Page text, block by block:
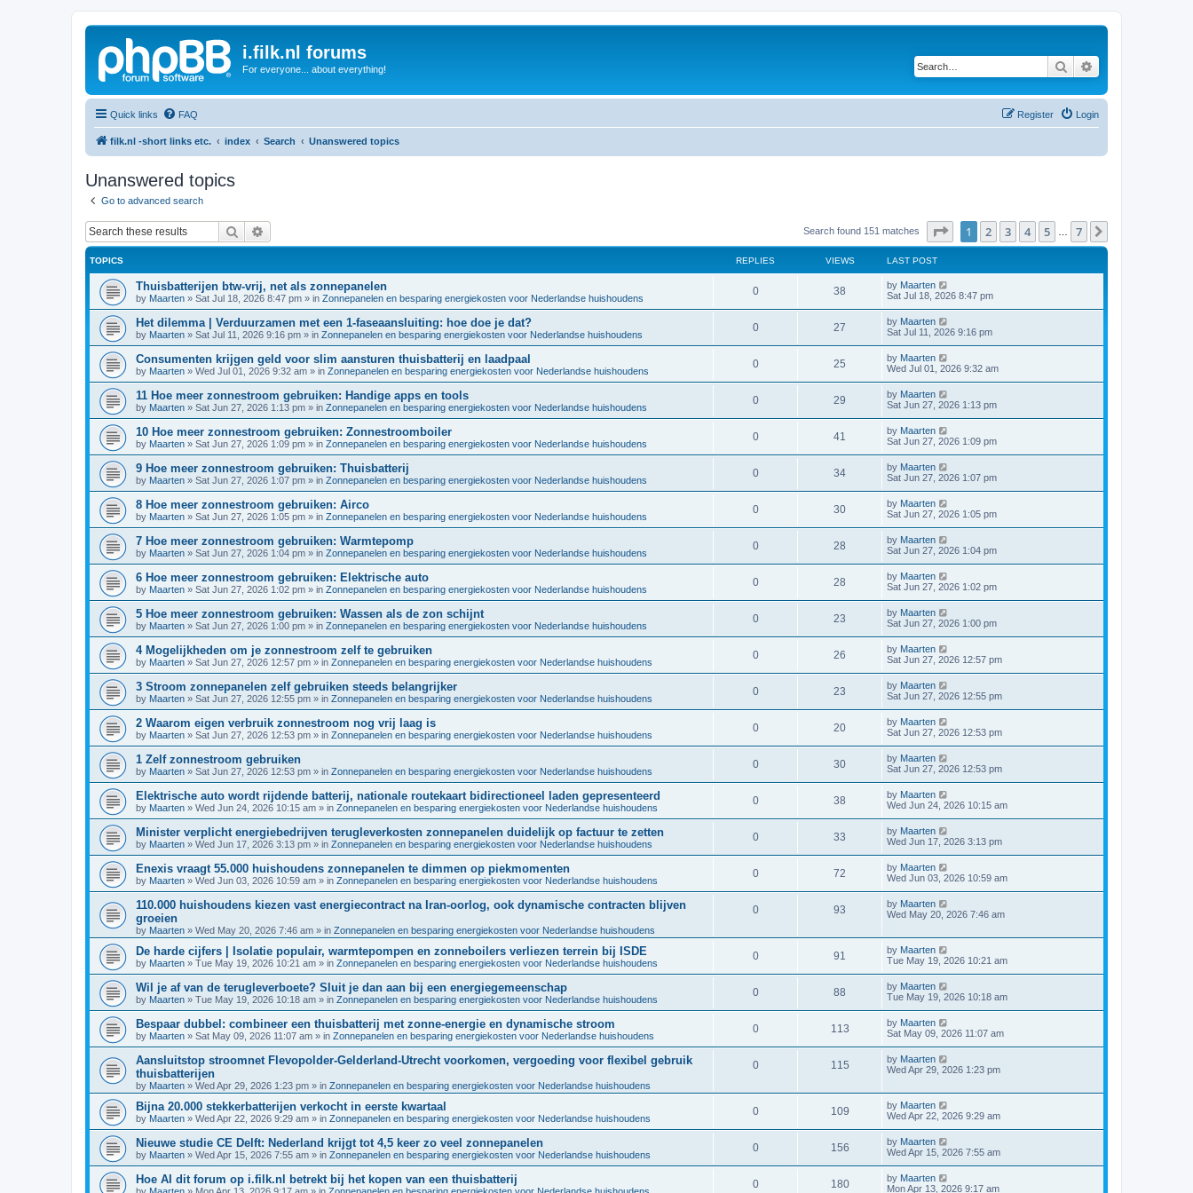
i.filk.nl forums
For everyone... about everything! Search
Quick links FAQ Login
Register
filk.nl -short links etc. index Search Unanswered topics
Unanswered topics
Go to advanced search
Search Search found 151 matches Page of 7
1 2 3 4 5 7
TOPICS REPLIES VIEWS LAST POST
Thuisbatterijen btw-vrij, net als zonnepanelen
by Maarten » Sat Jul 18, 2026 8:47 pm » in Zonnepanelen en besparing energiekosten voor Nederlandse huishoudens
0R
e
l
i
e
38
i
s
L
a
t
p
o
s
t
by Maarten
Sat Jul 18, 2026 8:47 pm
Het dilemma | Verduurzamen met een 1-faseaansluiting: hoe doe je dat?
by Maarten » Sat Jul 11, 2026 9:16 pm » in Zonnepanelen en besparing energiekosten voor Nederlandse huishoudens
0R
e
l
i
e
27
i
s
L
a
t
p
o
s
t
by Maarten
Sat Jul 11, 2026 9:16 pm
Consumenten krijgen geld voor slim aansturen thuisbatterij en laadpaal
by Maarten » Wed Jul 01, 2026 9:32 am » in Zonnepanelen en besparing energiekosten voor Nederlandse huishoudens
0R
e
l
i
e
25
i
s
L
a
t
p
o
s
t
by Maarten
Wed Jul 01, 2026 9:32 am
11 Hoe meer zonnestroom gebruiken: Handige apps en tools
by Maarten » Sat Jun 27, 2026 1:13 pm » in Zonnepanelen en besparing energiekosten voor Nederlandse huishoudens
0R
e
l
i
e
29
i
s
L
a
t
p
o
s
t
by Maarten
Sat Jun 27, 2026 1:13 pm
10 Hoe meer zonnestroom gebruiken: Zonnestroomboiler
by Maarten » Sat Jun 27, 2026 1:09 pm » in Zonnepanelen en besparing energiekosten voor Nederlandse huishoudens
0R
e
l
i
e
41
i
w
s
L
a
t
p
o
s
t
by Maarten
Sat Jun 27, 2026 1:09 pm
9 Hoe meer zonnestroom gebruiken: Thuisbatterij
by Maarten » Sat Jun 27, 2026 1:07 pm » in Zonnepanelen en besparing energiekosten voor Nederlandse huishoudens
0R
e
l
i
e
34V
i
s
L
a
t
p
o
s
t
by Maarten
Sat Jun 27, 2026 1:07 pm
8 Hoe meer zonnestroom gebruiken: Airco
by Maarten » Sat Jun 27, 2026 1:05 pm » in Zonnepanelen en besparing energiekosten voor Nederlandse huishoudens
0R
e
l
i
e
30V
i
s
L
a
t
p
o
s
t
by Maarten
Sat Jun 27, 2026 1:05 pm
7 Hoe meer zonnestroom gebruiken: Warmtepomp
by Maarten » Sat Jun 27, 2026 1:04 pm » in Zonnepanelen en besparing energiekosten voor Nederlandse huishoudens
0R
e
l
i
e
28
i
s
L
a
t
p
o
s
t
by Maarten
Sat Jun 27, 2026 1:04 pm
6 Hoe meer zonnestroom gebruiken: Elektrische auto
by Maarten » Sat Jun 27, 2026 1:02 pm » in Zonnepanelen en besparing energiekosten voor Nederlandse huishoudens
0R
e
l
i
e
28
i
s
L
a
t
p
o
s
t
by Maarten
Sat Jun 27, 2026 1:02 pm
5 Hoe meer zonnestroom gebruiken: Wassen als de zon schijnt
by Maarten » Sat Jun 27, 2026 1:00 pm » in Zonnepanelen en besparing energiekosten voor Nederlandse huishoudens
0R
e
l
i
e
23
i
s
L
a
t
p
o
s
t
by Maarten
Sat Jun 27, 2026 1:00 pm
4 Mogelijkheden om je zonnestroom zelf te gebruiken
by Maarten » Sat Jun 27, 2026 12:57 pm » in Zonnepanelen en besparing energiekosten voor Nederlandse huishoudens
0R
e
l
i
e
26
i
w
s
L
a
t
p
o
s
t
by Maarten
Sat Jun 27, 2026 12:57 pm
3 Stroom zonnepanelen zelf gebruiken steeds belangrijker
by Maarten » Sat Jun 27, 2026 12:55 pm » in Zonnepanelen en besparing energiekosten voor Nederlandse huishoudens
0R
e
l
i
e
23
i
s
L
a
t
p
o
s
t
by Maarten
Sat Jun 27, 2026 12:55 pm
2 Waarom eigen verbruik zonnestroom nog vrij laag is
by Maarten » Sat Jun 27, 2026 12:53 pm » in Zonnepanelen en besparing energiekosten voor Nederlandse huishoudens
0R
e
l
i
e
20V
i
s
L
a
t
p
o
s
t
by Maarten
Sat Jun 27, 2026 12:53 pm
1 Zelf zonnestroom gebruiken
by Maarten » Sat Jun 27, 2026 12:53 pm » in Zonnepanelen en besparing energiekosten voor Nederlandse huishoudens
0R
e
l
i
e
30V
i
s
L
a
t
p
o
s
t
by Maarten
Sat Jun 27, 2026 12:53 pm
Elektrische auto wordt rijdende batterij, nationale routekaart bidirectioneel laden gepresenteerd
by Maarten » Wed Jun 24, 2026 10:15 am » in Zonnepanelen en besparing energiekosten voor Nederlandse huishoudens
0R
e
l
i
e
s
38
i
s
L
a
t
p
o
s
t
by Maarten
Wed Jun 24, 2026 10:15 am
Minister verplicht energiebedrijven terugleverkosten zonnepanelen duidelijk op factuur te zetten
by Maarten » Wed Jun 17, 2026 3:13 pm » in Zonnepanelen en besparing energiekosten voor Nederlandse huishoudens
0R
e
l
e
s
33
i
L
a
t
p
o
s
t
by Maarten
Wed Jun 17, 2026 3:13 pm
Enexis vraagt 55.000 huishoudens zonnepanelen te dimmen op piekmomenten
by Maarten » Wed Jun 03, 2026 10:59 am » in Zonnepanelen en besparing energiekosten voor Nederlandse huishoudens
0R
e
l
e
s
72
i
w
L
a
t
p
o
t
by Maarten
Wed Jun 03, 2026 10:59 am
110.000 huishoudens kiezen vast energiecontract na Iran-oorlog, ook dynamische contracten blijven
groeien
by Maarten » Wed May 20, 2026 7:46 am » in Zonnepanelen en besparing energiekosten voor Nederlandse huishoudens
0R
p
l
e
s
93
w
L
a
p
o
s
t
by Maarten
Wed May 20, 2026 7:46 am
De harde cijfers | Isolatie populair, warmtepompen en zonneboilers verliezen terrein bij ISDE
by Maarten » Tue May 19, 2026 10:21 am » in Zonnepanelen en besparing energiekosten voor Nederlandse huishoudens
0R
e
l
i
e
s
91
i
w
s
L
a
t
p
o
s
t
by Maarten
Tue May 19, 2026 10:21 am
Wil je af van de terugleverboete? Sluit je dan aan bij een energiegemeenschap
by Maarten » Tue May 19, 2026 10:18 am » in Zonnepanelen en besparing energiekosten voor Nederlandse huishoudens
0R
e
l
e
s
88
i
w
L
a
t
p
o
s
t
by Maarten
Tue May 19, 2026 10:18 am
Bespaar dubbel: combineer een thuisbatterij met zonne-energie en dynamische stroom
by Maarten » Sat May 09, 2026 11:07 am » in Zonnepanelen en besparing energiekosten voor Nederlandse huishoudens
0R
e
l
e
s
113V
i
w
L
a
t
p
o
t
by Maarten
Sat May 09, 2026 11:07 am
Aansluitstop stroomnet Flevopolder-Gelderland-Utrecht voorkomen, vergoeding voor flexibel gebruik
thuisbatterijen
by Maarten » Wed Apr 29, 2026 1:23 pm » in Zonnepanelen en besparing energiekosten voor Nederlandse huishoudens
0R
p
l
e
115V
e
w
L
a
p
o
s
t
by Maarten
Wed Apr 29, 2026 1:23 pm
Bijna 20.000 stekkerbatterijen verkocht in eerste kwartaal
by Maarten » Wed Apr 22, 2026 9:29 am » in Zonnepanelen en besparing energiekosten voor Nederlandse huishoudens
0R
e
l
109V
i
w
L
a
t
p
o
s
t
by Maarten
Wed Apr 22, 2026 9:29 am
Nieuwe studie CE Delft: Nederland krijgt tot 4,5 keer zo veel zonnepanelen
by Maarten » Wed Apr 15, 2026 7:55 am » in Zonnepanelen en besparing energiekosten voor Nederlandse huishoudens
0R
e
156V
i
L
a
t
p
by Maarten
Wed Apr 15, 2026 7:55 am
Hoe AI dit forum op i.filk.nl betrekt bij het kopen van een thuisbatterij 0R 180V
L
a
by Maarten
Mon Apr 13, 2026 9:17 am